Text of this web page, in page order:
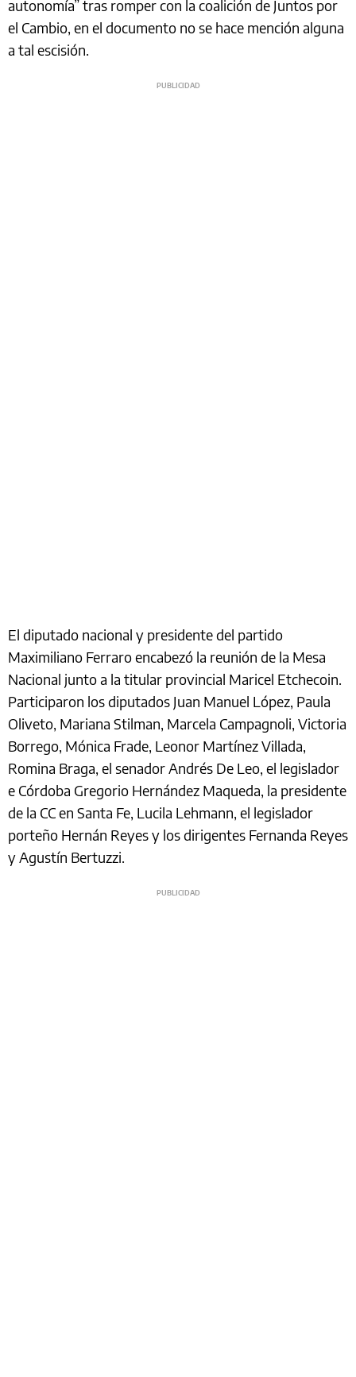
autonomía” tras romper con la coalición de Juntos por
el Cambio, en el documento no se hace mención alguna
a tal escisión.
El diputado nacional y presidente del partido
Maximiliano Ferraro encabezó la reunión de la Mesa
Nacional junto a la titular provincial Maricel Etchecoin.
Participaron los diputados Juan Manuel López, Paula
Oliveto, Mariana Stilman, Marcela Campagnoli, Victoria
Borrego, Mónica Frade, Leonor Martínez Villada,
Romina Braga, el senador Andrés De Leo, el legislador
e Córdoba Gregorio Hernández Maqueda, la presidente
de la CC en Santa Fe, Lucila Lehmann, el legislador
porteño Hernán Reyes y los dirigentes Fernanda Reyes
y Agustín Bertuzzi.